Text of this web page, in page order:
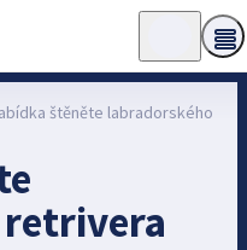
štěněte labradorského